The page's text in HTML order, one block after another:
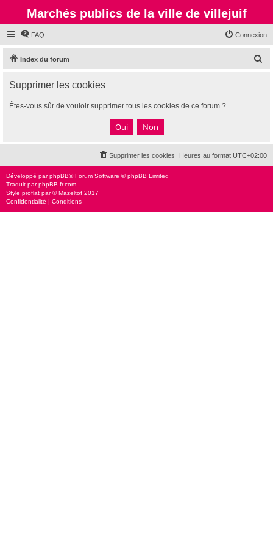
Marchés publics de la ville de villejuif
FAQ Connexion
Index du forum
c
Supprimer les cookies
Êtes-vous sûr de vouloir supprimer tous les cookies de ce forum ?
Heures au format UTC+02:00
Supprimer les cookies
Développé parphpBB® Forum Software © phpBB Limited
Traduit parphpBB-fr.com
Style proflat par ©Mazeltof 2017
Confidentialité | Conditions